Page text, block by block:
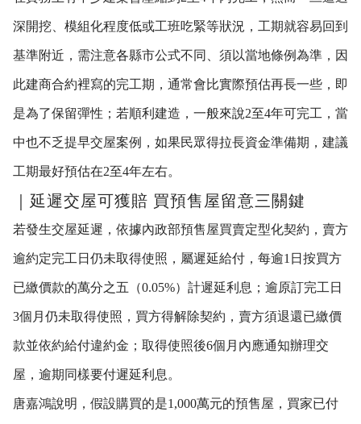
深開挖、模組化程度低或工班吃緊等狀況，工期就容易回到
基準附近，需注意各縣市公式不同、須以當地條例為準，因
此建商合約裡寫的完工期，通常會比實際預估再長一些，即
是為了保留彈性；若順利建造，一般來說2至4年可完工，當
中也不乏提早交屋案例，如果民眾得拉長資金準備期，建議
工期最好預估在2至4年左右。
｜延遲交屋可獲賠 買預售屋留意三關鍵
若發生交屋延遲，依據內政部預售屋買賣定型化契約，賣方
逾約定完工日仍未取得使照，屬遲延給付，每逾1日按買方
已繳價款的萬分之五（0.05%）計遲延利息；逾原訂完工日
3個月仍未取得使照，買方得解除契約，賣方須退還已繳價
款並依約給付違約金；取得使照後6個月內應通知辦理交
屋，逾期同樣要付遲延利息。
唐嘉鴻說明，假設購買的是1,000萬元的預售屋，買家已付